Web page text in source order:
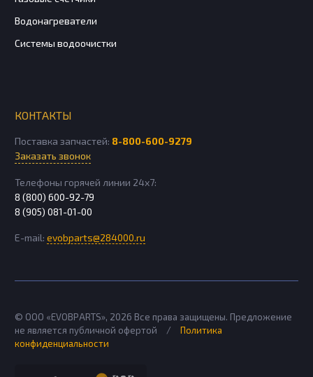
Водонагреватели
Системы водоочистки
КОНТАКТЫ
Поставка запчастей: 8-800-600-9279
Заказать звонок
Телефоны горячей линии 24х7:
8 (800) 600-92-79
8 (905) 081-01-00
E-mail: evobparts@284000.ru
© ООО «EVOBPARTS», 2026 Все права защищены. Предложение
не является публичной офертой
/
Политика
конфиденциальности